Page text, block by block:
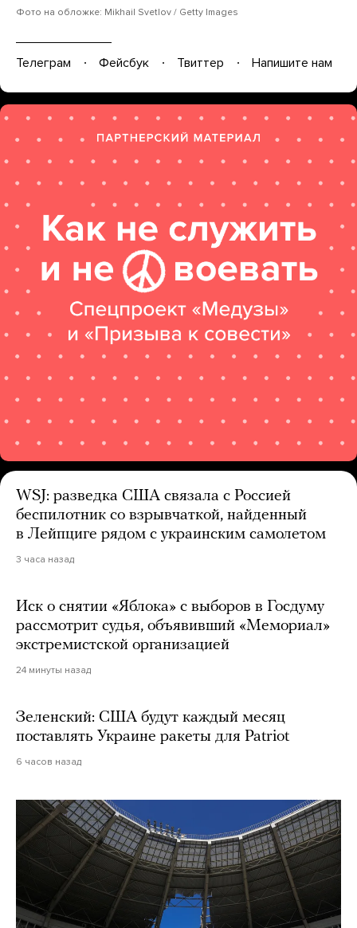
Фото на обложке: Mikhail Svetlov / Getty Images
Телеграм Фейсбук Твиттер Напишите нам
WSJ: разведка США связала с Россией
беспилотник со взрывчаткой, найденный
в Лейпциге рядом с украинским самолетом
3 часа назад
Иск о снятии «Яблока» с выборов в Госдуму
рассмотрит судья, объявивший «Мемориал»
экстремистской организацией
24 минуты назад
Зеленский: США будут каждый месяц
поставлять Украине ракеты для Patriot
6 часов назад